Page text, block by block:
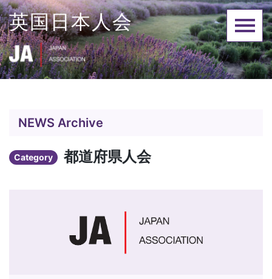
Skip
to
content
英国日本人会
NEWS Archive
Category 都道府県人会